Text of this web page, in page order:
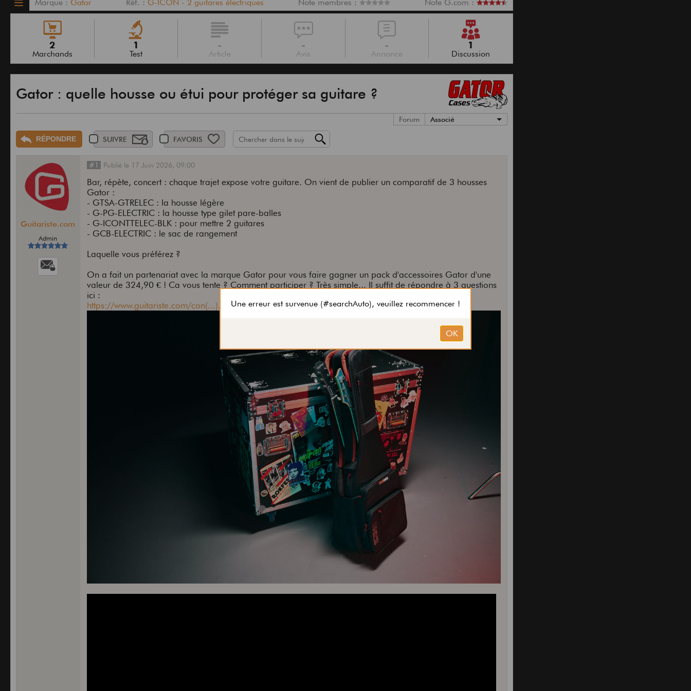
Marque : Gator Réf. : G-ICON - 2 guitares électriques Note membres : Note G.com :
2
Marchands
1
Test
-
Article
-
Avis
-
Annonce
1
Discussion
Gator : quelle housse ou étui pour protéger sa guitare ?
Forum Associé
RÉPONDRE SUIVRE FAVORIS
Guitariste.com
Admin
#1 Publié le 17 Juin 2026, 09:00
Bar, répète, concert : chaque trajet expose votre guitare. On vient de publier un comparatif de 3 housses
Gator :
- GTSA-GTRELEC : la housse légère
- G-PG-ELECTRIC : la housse type gilet pare-balles
- G-ICONTTELEC-BLK : pour mettre 2 guitares
- GCB-ELECTRIC : le sac de rangement
Laquelle vous préférez ?
On a fait un partenariat avec la marque Gator pour vous faire gagner un pack d'accessoires Gator d'une
valeur de 324,90 € ! Ca vous tente ? Comment participer ? Très simple... Il suffit de répondre à 3 questions
ici :
https://www.guitariste.com/con(...).html